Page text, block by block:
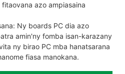
azo ampiasaina
Ny boards PC dia azo
amin'ny fomba isan-karazany
ny birao PC mba hanatsarana
fiasa manokana.